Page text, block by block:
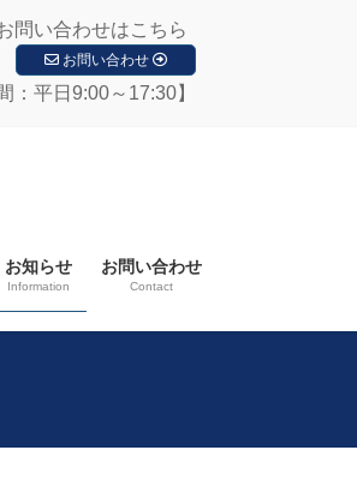
問い合わせはこちら
お問い合わせ
：平日9:00～17:30】
お知らせ
Information
お問い合わせ
Contact